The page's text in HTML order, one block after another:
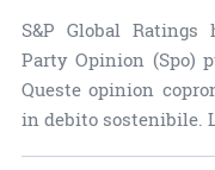
S&P Global Ratings
Party Opinion (Spo)
Queste opinion
in debito sostenibile.